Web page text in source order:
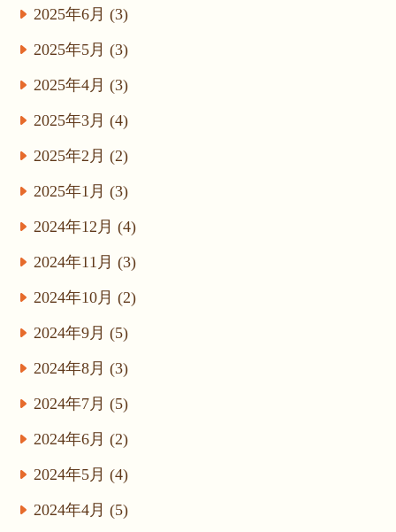
2025年6月 (3)
2025年5月 (3)
2025年4月 (3)
2025年3月 (4)
2025年2月 (2)
2025年1月 (3)
2024年12月 (4)
2024年11月 (3)
2024年10月 (2)
2024年9月 (5)
2024年8月 (3)
2024年7月 (5)
2024年6月 (2)
2024年5月 (4)
2024年4月 (5)